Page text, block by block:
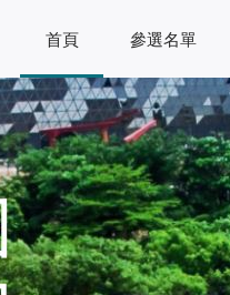
首頁 參選名單